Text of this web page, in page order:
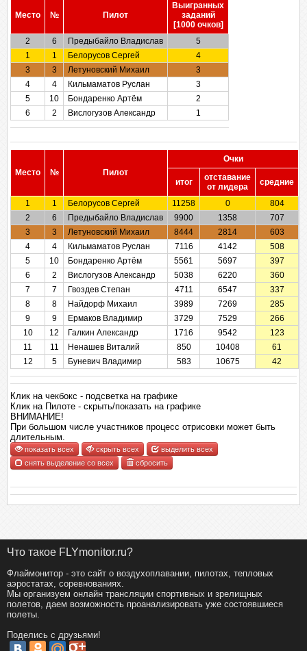
Место № Пилот
Выигранных
заданий
[1000 очков]
2
6 Предыбайло Владислав
5
1
1 Белорусов Сергей
4
3
3 Летуновский Михаил
3
4
4 Кильмаматов Руслан
3
5
10 Бондаренко Артём
2
6
2 Вислогузов Александр 1
Место № Пилот
Очки
итог
отставание
от лидера
cредние
1 1 Белорусов Сергей 11258 0
804
2
6 Предыбайло Владислав 9900 1358
707
3
3 Летуновский Михаил 8444 2814
603
4
4 Кильмаматов Руслан 7116 4142
508
5
10 Бондаренко Артём 5561 5697
397
6
2 Вислогузов Александр 5038 6220
360
7
7 Гвоздев Степан 4711 6547
337
8
8 Найдорф Михаил 3989 7269
285
9
9 Ермаков Владимир 3729 7529
266
10
12 Галкин Александр 1716 9542
123
11
11 Ненашев Виталий 850 10408
61
12
5 Буневич Владимир 583 10675 42
Клик на чекбокс - подсветка на графике
Клик на Пилоте - скрыть/показать на графике
ВНИМАНИЕ!
При большом числе участников процесс отрисовки может быть
длительным.
показать всех скрыть всех
выделить всех
снять выделение со всех
сбросить
Что такое FLYmonitor.ru?
Флаймонитор - это сайт о воздухоплавании, пилотах, тепловых
аэростатах, соревнованиях.
Мы организуем онлайн трансляции спортивных и зрелищных
полетов, даем возможность проанализировать уже состоявшиеся
полеты.
Поделись с друзьями!